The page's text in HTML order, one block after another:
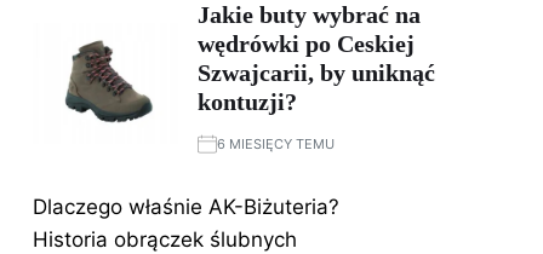
Jakie buty wybrać na
wędrówki po Ceskiej
Szwajcarii, by uniknąć
kontuzji?
6 MIESIĘCY TEMU
Dlaczego właśnie AK-Biżuteria?
Historia obrączek ślubnych